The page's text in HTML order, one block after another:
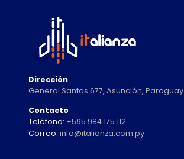
EN
EL
OCI-
Dirección
General Santos 677, Asunción, Paraguay
Contacto
Teléfono: +595 984 175 112
Correo: info@italianza.com.py